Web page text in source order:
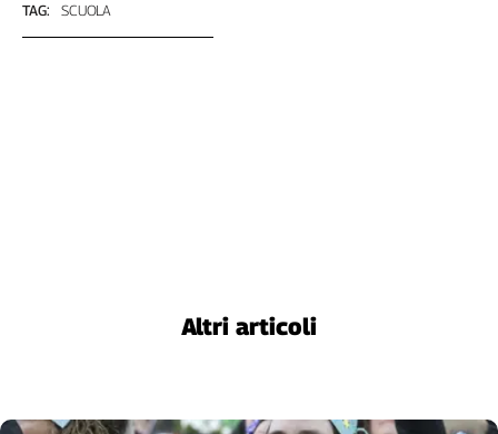
TAG: SCUOLA
Altri articoli